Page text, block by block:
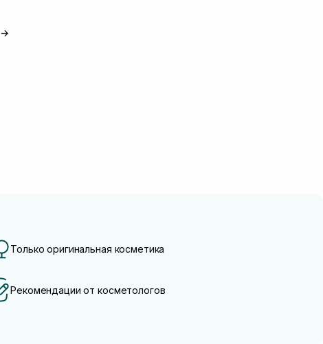
→
Только оригинальная косметика
Рекомендации от косметологов